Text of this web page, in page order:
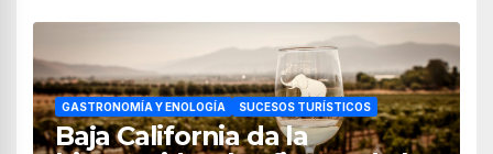
GASTRONOMÍA Y ENOLOGÍA SUCESOS TURÍSTICOS
Baja California da la